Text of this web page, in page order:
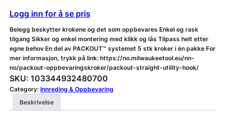
Logg inn for å se pris
Belegg beskytter krokene og det som oppbevares Enkel og rask
tilgang Sikker og enkel montering med klikk og lås Tilpass helt etter
egne behov En del av PACKOUT™ systemet 5 stk kroker i én pakke For
mer informasjon, trykk på link: https://no.milwaukeetool.eu/nn-
no/packout-oppbevaringskroker/packout-straight-utility-hook/
SKU: 103344932480700
Category: Innreding & Oppbevaring
Beskrivelse